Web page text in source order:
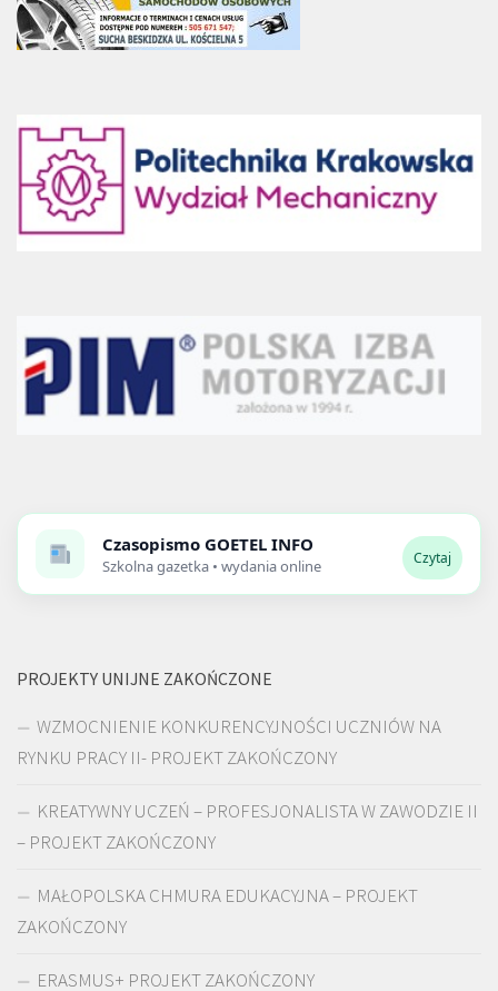
Czasopismo GOETEL INFO
Szkolna gazetka • wydania online Czytaj
PROJEKTY UNIJNE ZAKOŃCZONE
WZMOCNIENIE KONKURENCYJNOŚCI UCZNIÓW NA
RYNKU PRACY II- PROJEKT ZAKOŃCZONY
KREATYWNY UCZEŃ – PROFESJONALISTA W ZAWODZIE II
– PROJEKT ZAKOŃCZONY
MAŁOPOLSKA CHMURA EDUKACYJNA – PROJEKT
ZAKOŃCZONY
ERASMUS+ PROJEKT ZAKOŃCZONY